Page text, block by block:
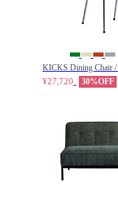
¥27,720 30%OFF